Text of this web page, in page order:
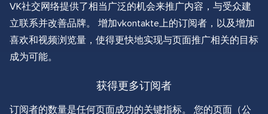
VK社交网络提供了相当广泛的机会来推广内容，与受众建
立联系并改善品牌。 增加vkontakte上的订阅者，以及增加
喜欢和视频浏览量，使得更快地实现与页面推广相关的目标
成为可能。
获得更多订阅者
订阅者的数量是任何页面成功的关键指标。 您的页面（公